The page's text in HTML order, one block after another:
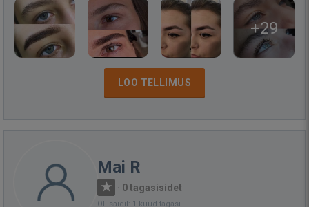
+29
LOO TELLIMUS
Mai R
· 0 tagasisidet
Oli saidil: 1 kuud tagasi